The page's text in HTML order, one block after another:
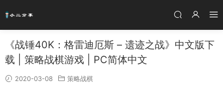
《战锤40K：格雷迪厄斯 – 遗迹之战》中文版下
载 | 策略战棋游戏 | PC简体中文
2020-03-08 策略战棋